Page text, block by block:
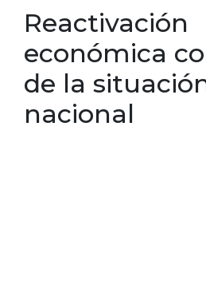
Reactivación
económica
de la
nacional